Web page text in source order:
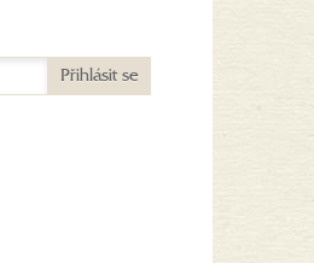
Přihlásit se